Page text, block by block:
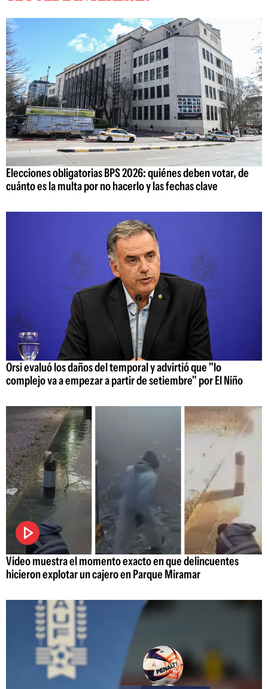
Elecciones obligatorias BPS 2026: quiénes deben votar, de
cuánto es la multa por no hacerlo y las fechas clave
Orsi evaluó los daños del temporal y advirtió que "lo
complejo va a empezar a partir de setiembre" por El Niño
Video muestra el momento exacto en que delincuentes
hicieron explotar un cajero en Parque Miramar